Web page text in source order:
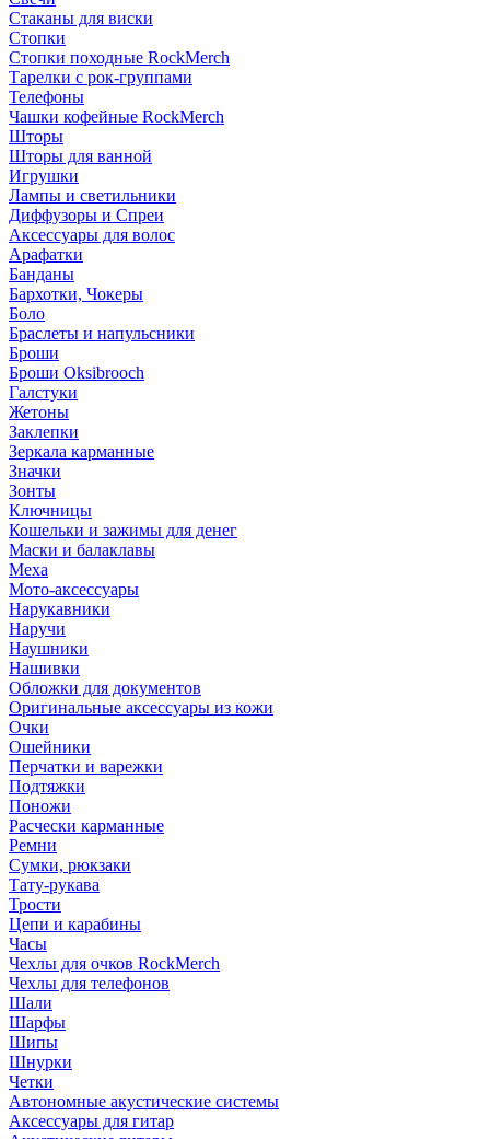
Стаканы для виски
Стопки
Стопки походные RockMerch
Тарелки с рок-группами
Телефоны
Чашки кофейные RockMerch
Шторы
Шторы для ванной
Игрушки
Лампы и светильники
Диффузоры и Спреи
Аксессуары для волос
Арафатки
Банданы
Бархотки, Чокеры
Боло
Браслеты и напульсники
Броши
Броши Oksibrooch
Галстуки
Жетоны
Заклепки
Зеркала карманные
Значки
Зонты
Ключницы
Кошельки и зажимы для денег
Маски и балаклавы
Меха
Мото-аксессуары
Нарукавники
Наручи
Наушники
Нашивки
Обложки для документов
Оригинальные аксессуары из кожи
Очки
Ошейники
Перчатки и варежки
Подтяжки
Поножи
Расчески карманные
Ремни
Сумки, рюкзаки
Тату-рукава
Трости
Цепи и карабины
Часы
Чехлы для очков RockMerch
Чехлы для телефонов
Шали
Шарфы
Шипы
Шнурки
Четки
Автономные акустические системы
Аксессуары для гитар